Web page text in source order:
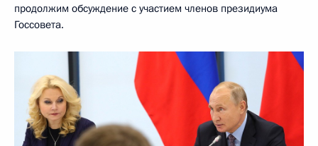
продолжим обсуждение с участием членов президиума
Госсовета.